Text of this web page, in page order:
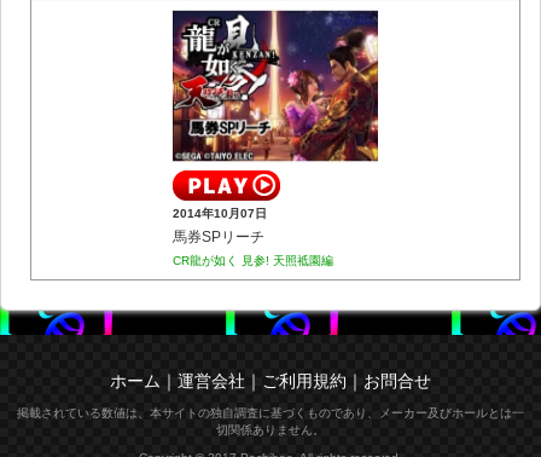
2014年10月07日
馬券SPリーチ
CR龍が如く 見参! 天照祗園編
ホーム ｜ 運営会社 ｜ ご利用規約 ｜ お問合せ
掲載されている数値は、本サイトの独自調査に基づくものであり、メーカー及びホールとは一
切関係ありません。